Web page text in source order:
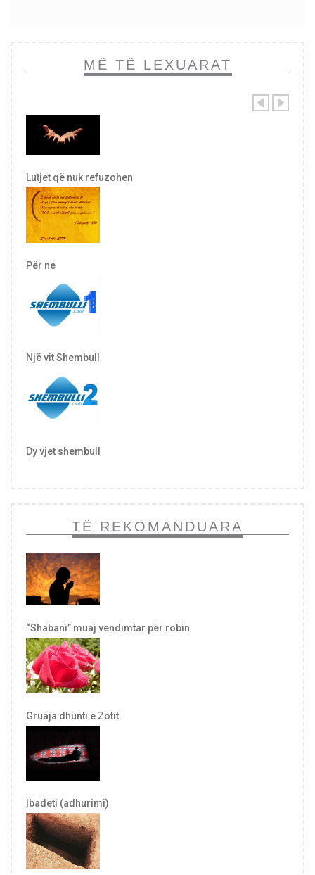
MË TË LEXUARAT
Lutjet që nuk refuzohen
Për ne
Një vit Shembull
Dy vjet shembull
TË REKOMANDUARA
“Shabani” muaj vendimtar për robin
Gruaja dhunti e Zotit
Ibadeti (adhurimi)